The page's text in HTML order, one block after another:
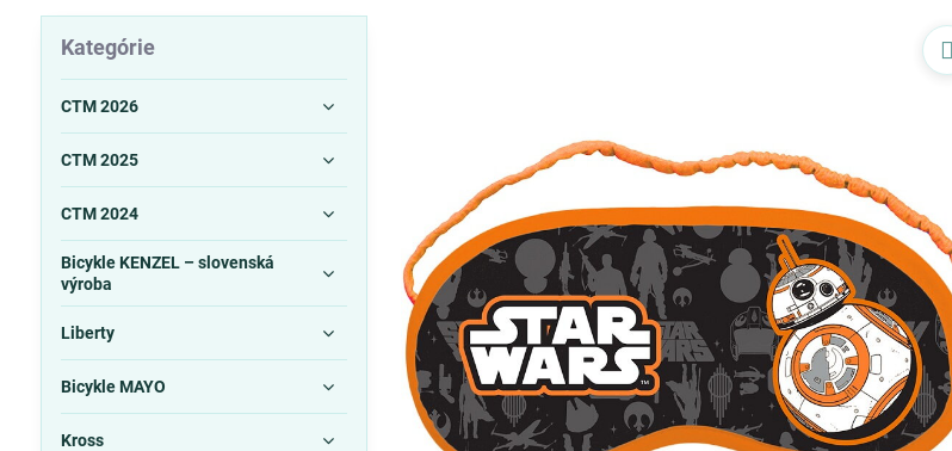
Kategórie
CTM 2026
CTM 2025
CTM 2024
Bicykle KENZEL – slovenská
výroba
Liberty
Bicykle MAYO
Kross